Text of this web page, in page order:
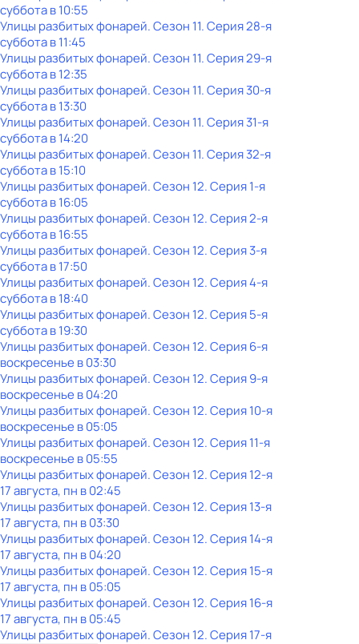
субботав10:55
Улицы разбитых фонарей. Сезон 11. Серия 28-я
субботав11:45
Улицы разбитых фонарей. Сезон 11. Серия 29-я
субботав12:35
Улицы разбитых фонарей. Сезон 11. Серия 30-я
субботав13:30
Улицы разбитых фонарей. Сезон 11. Серия 31-я
субботав14:20
Улицы разбитых фонарей. Сезон 11. Серия 32-я
субботав15:10
Улицы разбитых фонарей. Сезон 12. Серия 1-я
субботав16:05
Улицы разбитых фонарей. Сезон 12. Серия 2-я
субботав16:55
Улицы разбитых фонарей. Сезон 12. Серия 3-я
субботав17:50
Улицы разбитых фонарей. Сезон 12. Серия 4-я
субботав18:40
Улицы разбитых фонарей. Сезон 12. Серия 5-я
субботав19:30
Улицы разбитых фонарей. Сезон 12. Серия 6-я
воскресенье в03:30
Улицы разбитых фонарей. Сезон 12. Серия 9-я
воскресенье в04:20
Улицы разбитых фонарей. Сезон 12. Серия 10-я
воскресенье в05:05
Улицы разбитых фонарей. Сезон 12. Серия 11-я
воскресенье в05:55
Улицы разбитых фонарей. Сезон 12. Серия 12-я
17 августа, пн в 02:45
Улицы разбитых фонарей. Сезон 12. Серия 13-я
17 августа, пн в 03:30
Улицы разбитых фонарей. Сезон 12. Серия 14-я
17 августа, пн в 04:20
Улицы разбитых фонарей. Сезон 12. Серия 15-я
17 августа, пн в 05:05
Улицы разбитых фонарей. Сезон 12. Серия 16-я
17 августа, пн в 05:45
Улицы разбитых фонарей. Сезон 12. Серия 17-я